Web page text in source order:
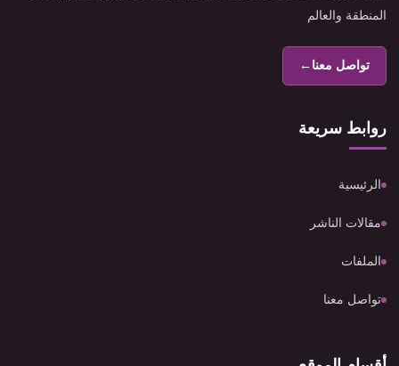
المنطقة والعالم
تواصل معنا←
روابط سريعة
الرئيسية
مقالات الناشر
الملفات
تواصل معنا